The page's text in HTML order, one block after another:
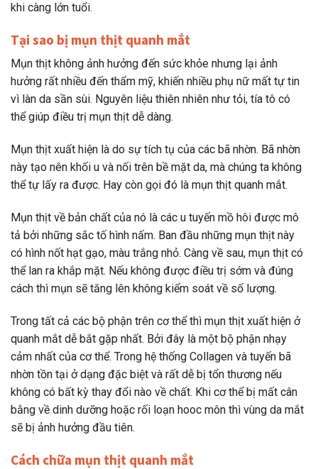
khi càng lớn tuổi.
Tại sao bị mụn thịt quanh mắt
Mụn thịt không ảnh hưởng đến sức khỏe nhưng lại ảnh
hưởng rất nhiều đến thẩm mỹ, khiến nhiều phụ nữ mất tự tin
vì làn da sần sùi. Nguyên liệu thiên nhiên như tỏi, tía tô có
thể giúp điều trị mụn thịt dễ dàng.
Mụn thịt xuất hiện là do sự tích tụ của các bã nhờn. Bã nhờn
này tạo nên khối u và nối trên bề mặt da, mà chúng ta không
thể tự lấy ra được. Hay còn gọi đó là mụn thịt quanh mắt.
Mụn thịt về bản chất của nó là các u tuyến mồ hôi được mô
tả bởi những sắc tố hình nấm. Ban đầu những mụn thịt này
có hình nốt hạt gạo, màu trắng nhỏ. Càng về sau, mụn thịt có
thể lan ra khắp mặt. Nếu không được điều trị sớm và đúng
cách thì mụn sẽ tăng lên không kiểm soát về số lượng.
Trong tất cả các bộ phận trên cơ thể thì mụn thịt xuất hiện ở
quanh mắt dễ bắt gặp nhất. Bởi đây là một bộ phận nhạy
cảm nhất của cơ thể. Trong hệ thống Collagen và tuyến bã
nhờn tồn tại ở dạng đặc biệt và rất dễ bị tổn thương nếu
không có bất kỳ thay đổi nào về chất. Khi cơ thể bị mất cân
bằng về dinh dưỡng hoặc rối loạn hooc môn thì vùng da mắt
sẽ bị ảnh hưởng đầu tiên.
Cách chữa mụn thịt quanh mắt